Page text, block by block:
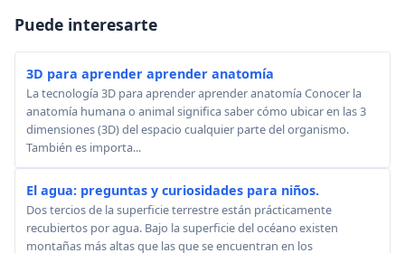
Puede interesarte
3D para aprender aprender anatomía
La tecnología 3D para aprender aprender anatomía Conocer la
anatomía humana o animal significa saber cómo ubicar en las 3
dimensiones (3D) del espacio cualquier parte del organismo.
También es importa...
El agua: preguntas y curiosidades para niños.
Dos tercios de la superficie terrestre están prácticamente
recubiertos por agua. Bajo la superficie del océano existen
montañas más altas que las que se encuentran en los